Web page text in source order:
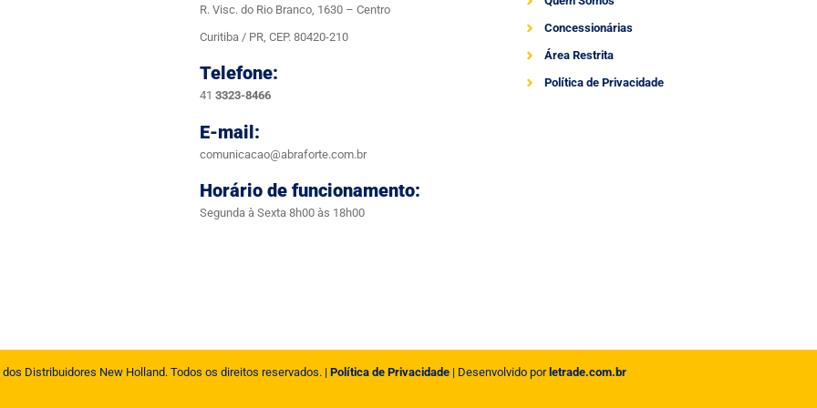
R. Visc. do Rio Branco, 1630 – Centro
Curitiba / PR, CEP. 80420-210
Telefone:
413323-8466
E-mail:
comunicacao@abraforte.com.br
Horário de funcionamento:
Segunda à Sexta 8h00 às 18h00
Concessionárias
Área Restrita
Política de Privacidade
Distribuidores New Holland. Todos os direitos reservados. | Política de Privacidade| Desenvolvido porletrade.com.br